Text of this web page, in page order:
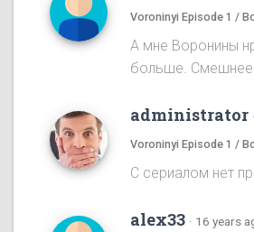
Voroninyi Episode 1 /
А мне Воронины
больше. Смешнее
administrator ·
Voroninyi Episode 1 /
С сериалом нет
alex33 · 16 years